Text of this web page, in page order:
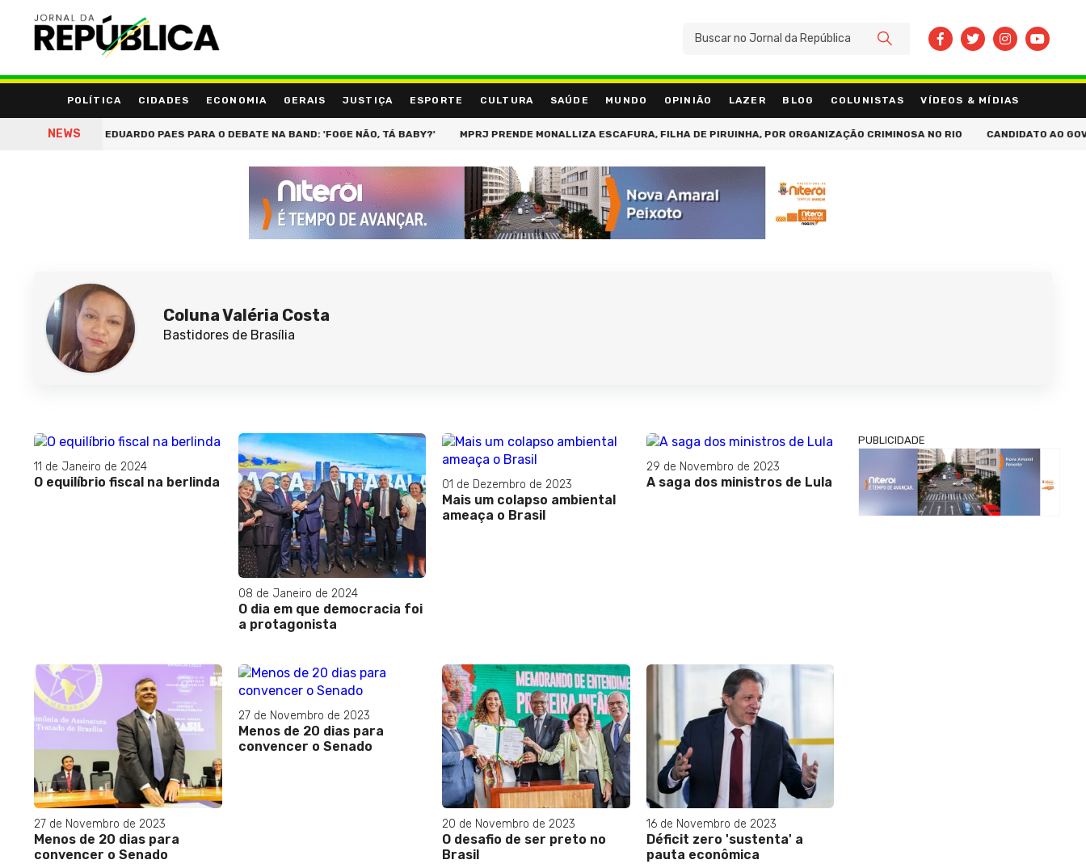
POLÍTICA CIDADES ECONOMIA GERAIS JUSTIÇA ESPORTE CULTURA SAÚDE MUNDO OPINIÃO LAZER BLOG COLUNISTAS VÍDEOS & MÍDIAS
NEWS
E CHAMA EDUARDO PAES PARA O DEBATE NA BAND: 'FOGE NÃO, TÁ BABY?' MPRJ PRENDE MONALLIZA ESCAFURA, FILHA DE PIRUINHA, POR ORGANIZAÇÃO CRIMINOSA NO RIO CANDIDATO AO GOVERNO
BUSCAR
Coluna Valéria Costa
Bastidores de Brasília
11 de Janeiro de 2024
O equilíbrio fiscal na berlinda
08 de Janeiro de 2024
O dia em que democracia foi
a protagonista
01 de Dezembro de 2023
Mais um colapso ambiental
ameaça o Brasil
29 de Novembro de 2023
A saga dos ministros de Lula
27 de Novembro de 2023
Menos de 20 dias para
convencer o Senado
27 de Novembro de 2023
Menos de 20 dias para
convencer o Senado
20 de Novembro de 2023
O desafio de ser preto no
Brasil
16 de Novembro de 2023
Déficit zero 'sustenta' a
pauta econômica
PUBLICIDADE